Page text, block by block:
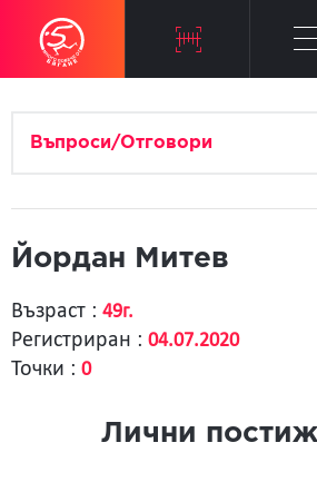
Въпроси/Отговори
Йордан Митев
Възраст : 49г.
Регистриран : 04.07.2020
Точки : 0
Лични